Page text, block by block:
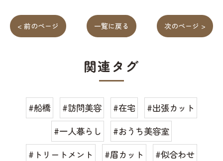
< 前のページ 一覧に戻る 次のページ >
関連タグ
#船橋 #訪問美容 #在宅
#出張カット
#一人暮らし
#おうち美容室
#トリートメント
#眉カット
#似合わせ